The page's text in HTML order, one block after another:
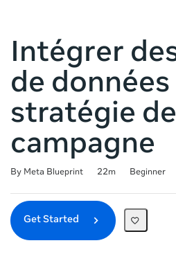
Intégrer
de
stratégie de
campagne
By Meta Blueprint
Duration 22m
Difficulty Beginner
Average rating: 4.7
3 reviews
Get Started